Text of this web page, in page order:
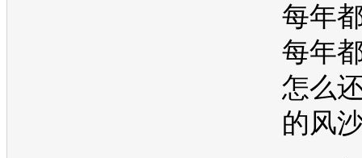
每年
每年
怎么
的风